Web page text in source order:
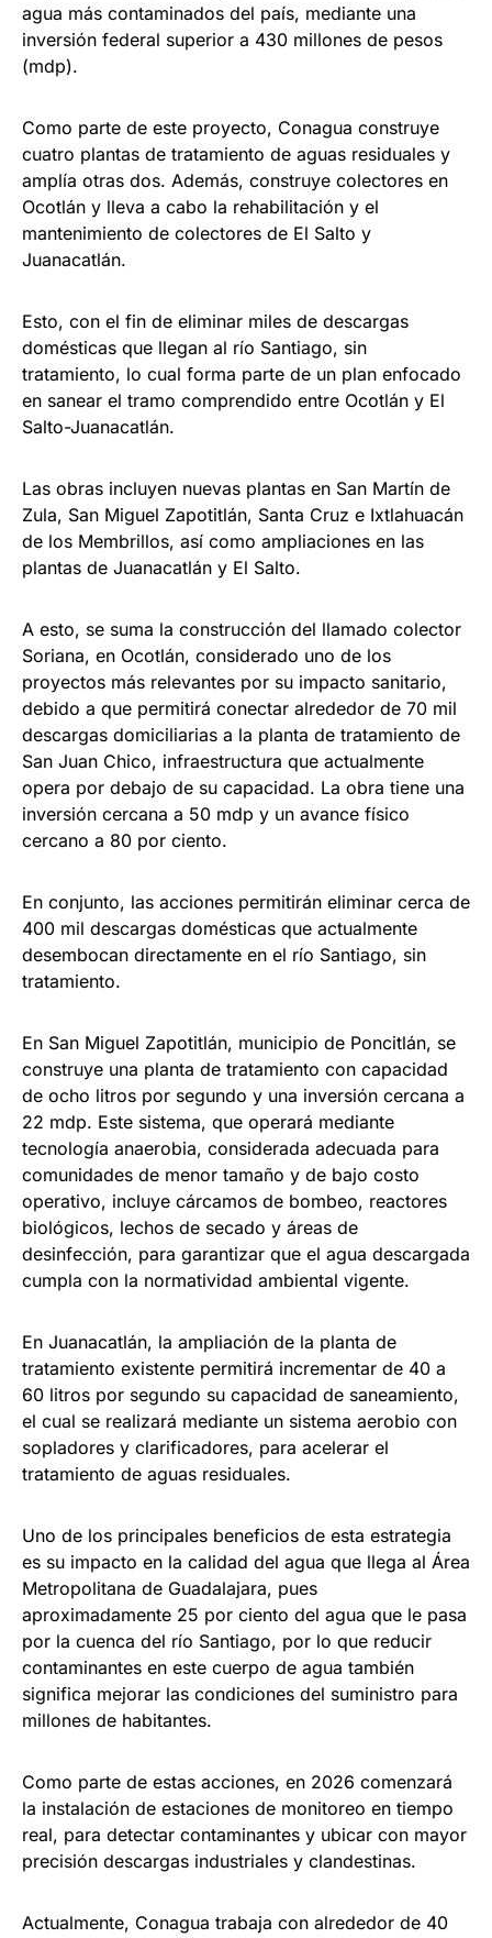
agua más contaminados del país, mediante una
inversión federal superior a 430 millones de pesos
(mdp).
Como parte de este proyecto, Conagua construye
cuatro plantas de tratamiento de aguas residuales y
amplía otras dos. Además, construye colectores en
Ocotlán y lleva a cabo la rehabilitación y el
mantenimiento de colectores de El Salto y
Juanacatlán.
Esto, con el fin de eliminar miles de descargas
domésticas que llegan al río Santiago, sin
tratamiento, lo cual forma parte de un plan enfocado
en sanear el tramo comprendido entre Ocotlán y El
Salto-Juanacatlán.
Las obras incluyen nuevas plantas en San Martín de
Zula, San Miguel Zapotitlán, Santa Cruz e Ixtlahuacán
de los Membrillos, así como ampliaciones en las
plantas de Juanacatlán y El Salto.
A esto, se suma la construcción del llamado colector
Soriana, en Ocotlán, considerado uno de los
proyectos más relevantes por su impacto sanitario,
debido a que permitirá conectar alrededor de 70 mil
descargas domiciliarias a la planta de tratamiento de
San Juan Chico, infraestructura que actualmente
opera por debajo de su capacidad. La obra tiene una
inversión cercana a 50 mdp y un avance físico
cercano a 80 por ciento.
En conjunto, las acciones permitirán eliminar cerca de
400 mil descargas domésticas que actualmente
desembocan directamente en el río Santiago, sin
tratamiento.
En San Miguel Zapotitlán, municipio de Poncitlán, se
construye una planta de tratamiento con capacidad
de ocho litros por segundo y una inversión cercana a
22 mdp. Este sistema, que operará mediante
tecnología anaerobia, considerada adecuada para
comunidades de menor tamaño y de bajo costo
operativo, incluye cárcamos de bombeo, reactores
biológicos, lechos de secado y áreas de
desinfección, para garantizar que el agua descargada
cumpla con la normatividad ambiental vigente.
En Juanacatlán, la ampliación de la planta de
tratamiento existente permitirá incrementar de 40 a
60 litros por segundo su capacidad de saneamiento,
el cual se realizará mediante un sistema aerobio con
sopladores y clarificadores, para acelerar el
tratamiento de aguas residuales.
Uno de los principales beneficios de esta estrategia
es su impacto en la calidad del agua que llega al Área
Metropolitana de Guadalajara, pues
aproximadamente 25 por ciento del agua que le pasa
por la cuenca del río Santiago, por lo que reducir
contaminantes en este cuerpo de agua también
significa mejorar las condiciones del suministro para
millones de habitantes.
Como parte de estas acciones, en 2026 comenzará
la instalación de estaciones de monitoreo en tiempo
real, para detectar contaminantes y ubicar con mayor
precisión descargas industriales y clandestinas.
Actualmente, Conagua trabaja con alrededor de 40